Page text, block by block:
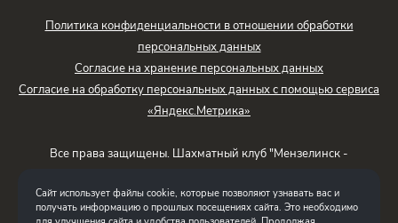
Политика конфиденциальности в отношении обработки
персональных данных
Согласие на хранение персональных данных
Согласие на обработку персональных данных с помощью сервиса
«Яндекс.Метрика»
Все права защищены. Шахматный клуб "Мензелинск -
Шагалиев Азат Тимерханович / ИНН 165019130236
Сайт использует файлы cookie, которые позволяют узнавать вас и
получать информацию о прошлых посещениях сайта. Это необходимо